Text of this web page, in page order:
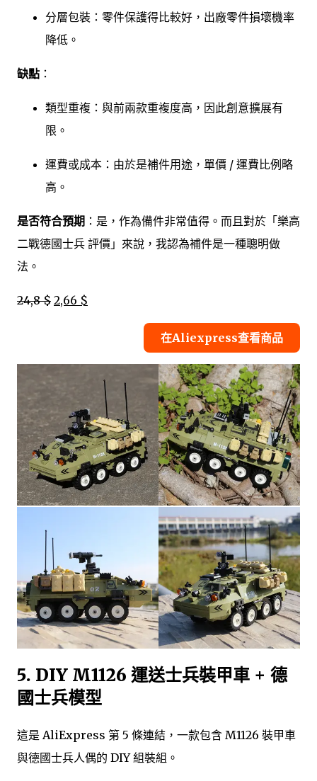
分層包裝：零件保護得比較好，出廠零件損壞機率
降低。
缺點 ：
類型重複：與前兩款重複度高，因此創意擴展有
限。
運費或成本：由於是補件用途，單價 / 運費比例略
高。
是否符合預期 ：是，作為備件非常值得。而且對於「樂高
二戰德國士兵 評價」來說，我認為補件是一種聰明做
法。
24,8 $ 2,66 $
在Aliexpress查看商品
5. DIY M1126 運送士兵裝甲車 + 德
國士兵模型
這是 AliExpress 第 5 條連結，一款包含 M1126 裝甲車
與德國士兵人偶的 DIY 組裝組。